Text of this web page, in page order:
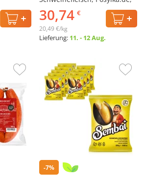
3 х 500 g
30,74 €
20,49 €/kg
Lieferung: 11. - 12 Aug.
-7%